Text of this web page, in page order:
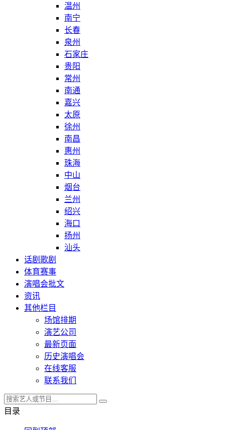
温州
南宁
长春
泉州
石家庄
贵阳
常州
南通
嘉兴
太原
徐州
南昌
惠州
珠海
中山
烟台
兰州
绍兴
海口
扬州
汕头
话剧歌剧
体育赛事
演唱会批文
资讯
其他栏目
场馆排期
演艺公司
最新页面
历史演唱会
在线客服
联系我们
目录